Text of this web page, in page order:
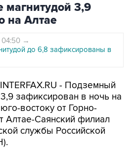
магнитудой 3,9
на Алтае
04:50 →
до 6,8 зафиксированы в
- Подземный
зафиксирован в ночь на
востоку от Горно-
Алтае-Саянский филиал
службы Российской